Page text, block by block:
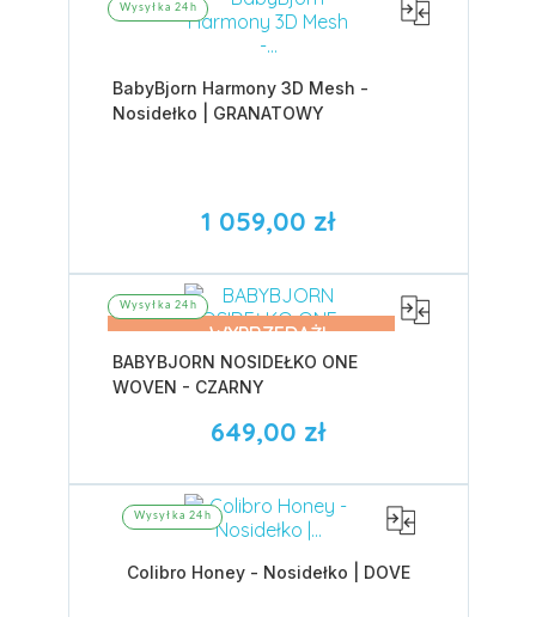
Wysyłka 24h
BabyBjorn Harmony 3D Mesh -
Nosidełko | GRANATOWY
1 059,00 zł
Wysyłka 24h
BABYBJORN NOSIDEŁKO ONE
WOVEN - CZARNY
649,00 zł
WYPRZEDAŻ!
Wysyłka 24h
Colibro Honey - Nosidełko | DOVE